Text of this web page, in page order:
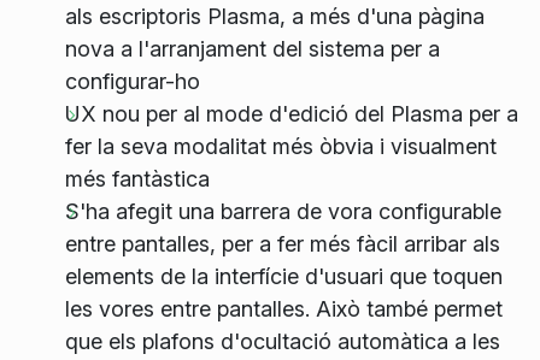
als escriptoris Plasma, a més d'una pàgina
nova a l'arranjament del sistema per a
configurar-ho
UX nou per al mode d'edició del Plasma per a
fer la seva modalitat més òbvia i visualment
més fantàstica
S'ha afegit una barrera de vora configurable
entre pantalles, per a fer més fàcil arribar als
elements de la interfície d'usuari que toquen
les vores entre pantalles. Això també permet
que els plafons d'ocultació automàtica a les